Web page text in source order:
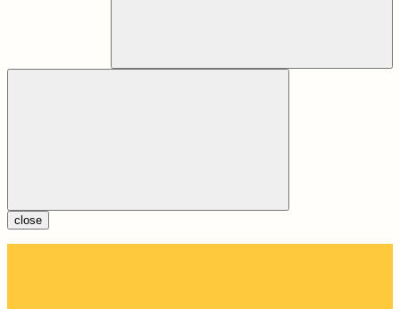
close